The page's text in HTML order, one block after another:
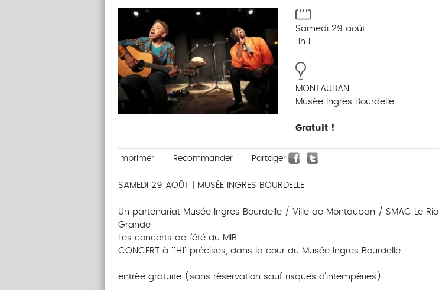
Samedi 29 août
11h11
MONTAUBAN
Musée Ingres Bourdelle
Gratuit !
Imprimer Recommander Partager
SAMEDI 29 AOÛT | MUSÉE INGRES BOURDELLE
Un partenariat Musée Ingres Bourdelle / Ville de Montauban / SMAC Le Rio
Grande
Les concerts de l’été du MIB
CONCERT à 11H11 précises, dans la cour du Musée Ingres Bourdelle
entrée gratuite (sans réservation sauf risques d’intempéries)